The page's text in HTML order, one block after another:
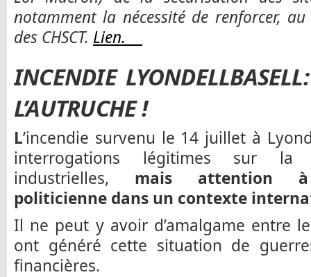
notamment la nécessité de renforcer,
des CHSCT. Lien.
INCENDIE
L’AUTRUCHE !
L’incendie survenu le 14 juillet à
interrogations légitimes sur la
industrielles, mais attention à
politicienne dans un contexte
Il ne peut y avoir d’amalgame entre
ont généré cette situation de
financières.